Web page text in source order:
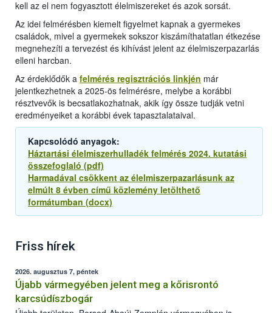
kell az el nem fogyasztott élelmiszereket és azok sorsát.
Az idei felmérésben kiemelt figyelmet kapnak a gyermekes
családok, mivel a gyermekek sokszor kiszámíthatatlan étkezése
megnehezíti a tervezést és kihívást jelent az élelmiszerpazarlás
elleni harcban.
Az érdeklődők a felmérés regisztrációs linkjén már
jelentkezhetnek a 2025-ös felmérésre, melybe a korábbi
résztvevők is becsatlakozhatnak, akik így össze tudják vetni
eredményeiket a korábbi évek tapasztalataival.
Kapcsolódó anyagok:
Háztartási élelmiszerhulladék felmérés 2024. kutatási
összefoglaló (pdf)
Harmadával csökkent az élelmiszerpazarlásunk az
elmúlt 8 évben című közlemény letölthető
formátumban (docx)
Friss hírek
2026. augusztus 7, péntek
Újabb vármegyében jelent meg a kőrisrontó
karcsúdíszbogár